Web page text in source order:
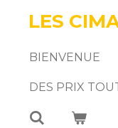
Passer
principal
LES
BIENVENUE
DES PRIX